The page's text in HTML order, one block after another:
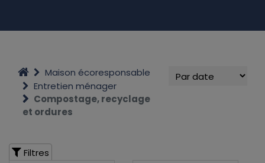
Maison écoresponsable
Entretien ménager
Compostage, recyclage
et ordures
Filtres